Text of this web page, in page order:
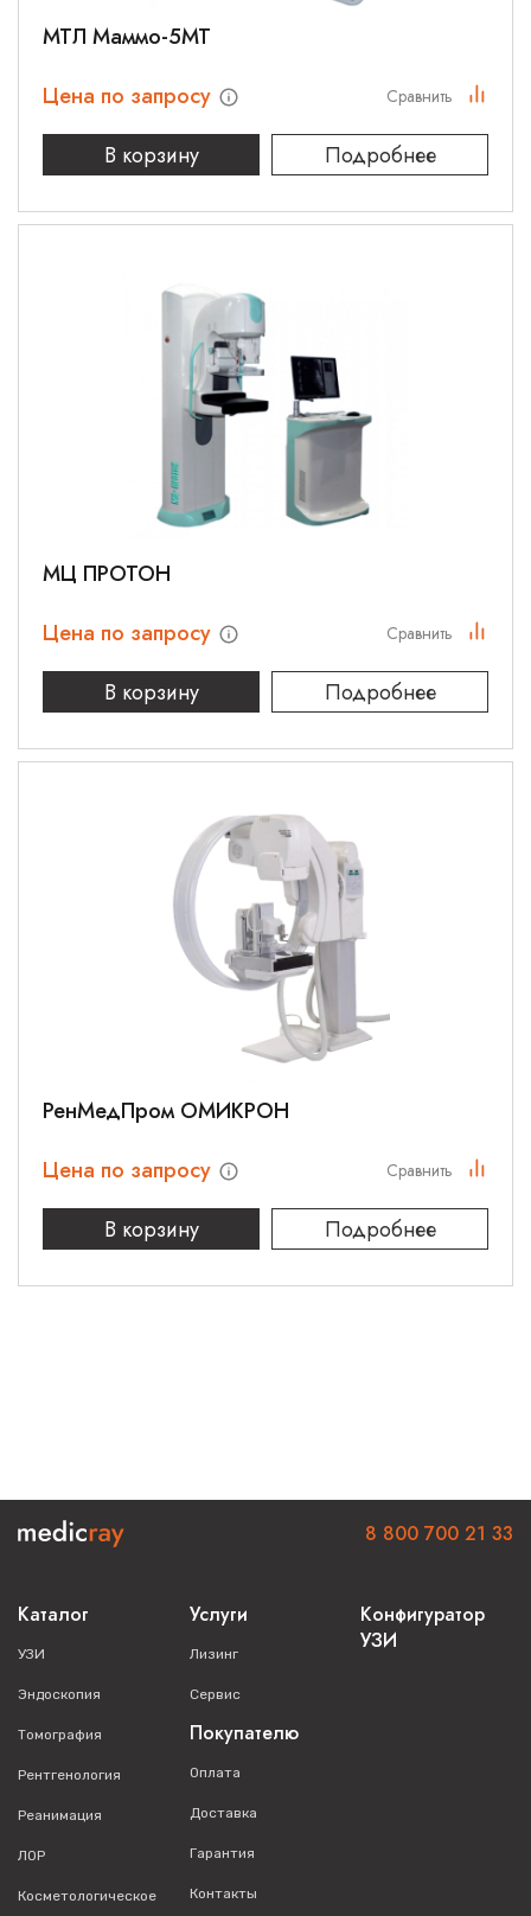
МТЛ Маммо-5МТ
Цена по запросу
В корзину
Подробнее
Сравнить
МЦ ПРОТОН
Цена по запросу
В корзину
Подробнее
Сравнить
РенМедПром ОМИКРОН
Цена по запросу
В корзину
Подробнее
Сравнить
Каталог
УЗИ
Эндоскопия
Томография
Рентгенология
Реанимация
ЛОР
Косметологическое
Услуги
Лизинг
Сервис
Покупателю
Оплата
Доставка
Гарантия
Контакты
Конфигуратор
УЗИ
8 800 700 21 33